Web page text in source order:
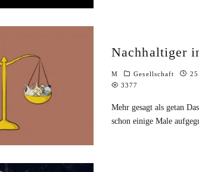
Nachhaltiger
M Gesellschaft
3377
Mehr gesagt als getan
schon einige Male